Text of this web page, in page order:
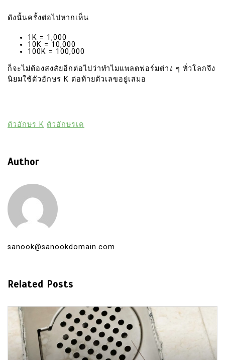
ดังนั้นครั้งต่อไปหากเห็น
1K = 1,000
10K = 10,000
100K = 100,000
ก็จะไม่ต้องสงสัยอีกต่อไปว่าทำไมแพลตฟอร์มต่าง ๆ ทั่วโลกจึง
นิยมใช้ตัวอักษร K ต่อท้ายตัวเลขอยู่เสมอ
ตัวอักษร K ตัวอักษรเค
Author
sanook@sanookdomain.com
Related Posts